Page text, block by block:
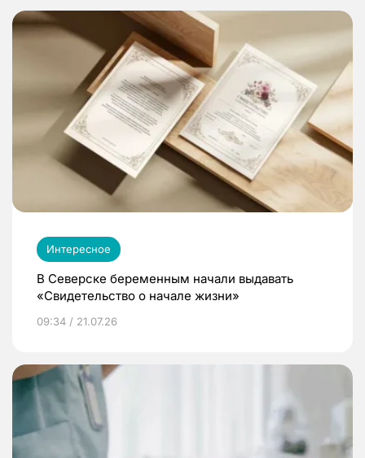
Интересное
В Северске беременным начали выдавать
«Свидетельство о начале жизни»
09:34 / 21.07.26